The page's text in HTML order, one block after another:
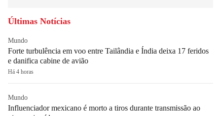
Últimas Notícias
Mundo
Forte turbulência em voo entre Tailândia e Índia deixa 17 feridos
e danifica cabine de avião
Há 4 horas
Mundo
Influenciador mexicano é morto a tiros durante transmissão ao